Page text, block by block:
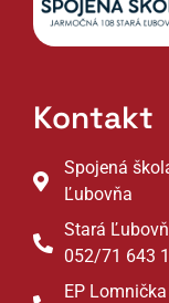
Kontakt
Spojená
Ľubovňa
Stará
052/71 643
EP Lomnička